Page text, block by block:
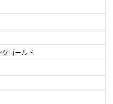
ゴールド